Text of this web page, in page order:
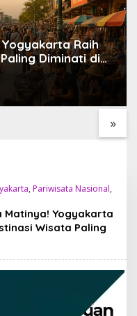
Raih
Diminati di
»
TIMBUL GLASS
HIDDEN GEM
, Pariwisata Nasional,
Matinya! Yogyakarta
Wisata Paling